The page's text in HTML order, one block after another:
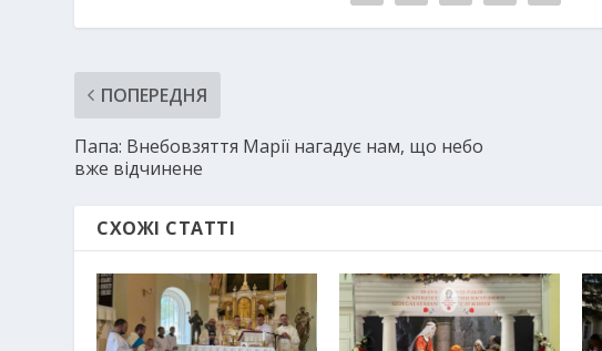
ПОПЕРЕДНЯ
Папа: Внебовзяття Марії нагадує нам, що небо
вже відчинене
СХОЖІ СТАТТІ